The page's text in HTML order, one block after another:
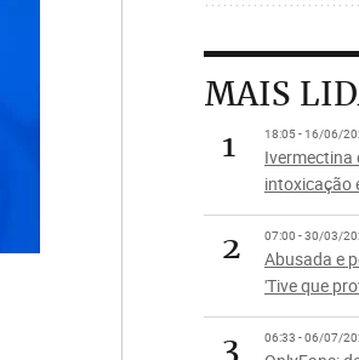
MAIS
1
18:05 - 16/06/
Ivermectina
intoxicação
2 07:00 - 30/03/
Abusada e
'Tive que
3 06:33 - 06/07/